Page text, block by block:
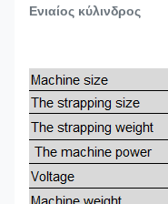
Ενιαίος κύλινδρος